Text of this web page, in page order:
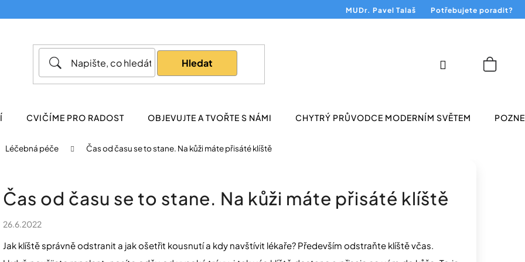
MUDr. Pavel Talaš Potřebujete poradit?
Hledat
CVIČÍME PRO RADOST OBJEVUJTE A TVOŘTE S NÁMI CHYTRÝ PRŮVODCE MODERNÍM SVĚTEM
Přihlášení
Léčebná péče Čas od času se to stane. Na kůži máte přisáté klíště
Čas od času se to stane. Na kůži máte přisáté klíště
26.6.2022
Jak klíště správně odstranit a jak ošetřit kousnutí a kdy navštívit lékaře? Především odstraňte klíště včas.
Co potřebujete najít?